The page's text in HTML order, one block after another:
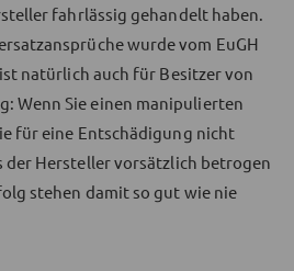
fahrlässig gehandelt haben.
wurde vom EuGH
natürlich auch für Besitzer von
Wenn Sie einen manipulierten
für eine Entschädigung nicht
der Hersteller vorsätzlich betrogen
stehen damit so gut wie nie